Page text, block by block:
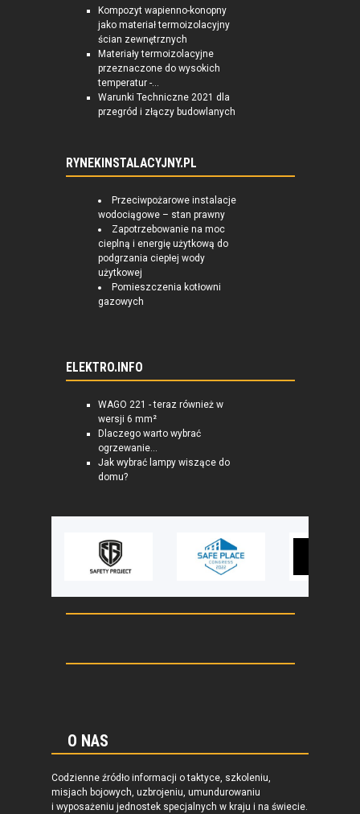
Kompozyt wapienno-konopny
jako materiał termoizolacyjny
ścian zewnętrznych
Materiały termoizolacyjne
przeznaczone do wysokich
temperatur -...
Warunki Techniczne 2021 dla
przegród i złączy budowlanych
RYNEKINSTALACYJNY.PL
Przeciwpożarowe instalacje
wodociągowe – stan prawny
Zapotrzebowanie na moc
cieplną i energię użytkową do
podgrzania ciepłej wody
użytkowej
Pomieszczenia kotłowni
gazowych
ELEKTRO.INFO
WAGO 221 - teraz również w
wersji 6 mm²
Dlaczego warto wybrać
ogrzewanie...
Jak wybrać lampy wiszące do
domu?
O NAS
Codzienne źródło informacji o taktyce, szkoleniu,
misjach bojowych, uzbrojeniu, umundurowaniu
i wyposażeniu jednostek specjalnych w kraju i na świecie.